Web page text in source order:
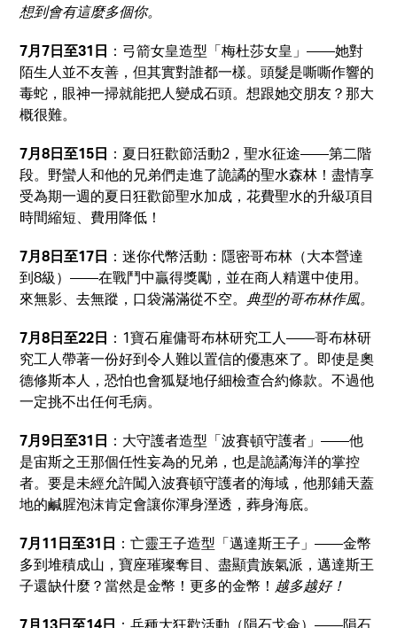
想到會有這麼多個你。
7月7日至31日 ：弓箭女皇造型「梅杜莎女皇」——她對
陌生人並不友善，但其實對誰都一樣。頭髮是嘶嘶作響的
毒蛇，眼神一掃就能把人變成石頭。想跟她交朋友？那大
概很難。
7月8日至15日 ：夏日狂歡節活動2，聖水征途——第二階
段。野蠻人和他的兄弟們走進了詭譎的聖水森林！盡情享
受為期一週的夏日狂歡節聖水加成，花費聖水的升級項目
時間縮短、費用降低！
7月8日至17日 ：迷你代幣活動：隱密哥布林（大本營達
到8級）——在戰鬥中贏得獎勵，並在商人精選中使用。
來無影、去無蹤，口袋滿滿從不空。 典型的哥布林作風。
7月8日至22日 ：1寶石雇傭哥布林研究工人——哥布林研
究工人帶著一份好到令人難以置信的優惠來了。即使是奧
德修斯本人，恐怕也會狐疑地仔細檢查合約條款。不過他
一定挑不出任何毛病。
7月9日至31日 ：大守護者造型「波賽頓守護者」——他
是宙斯之王那個任性妄為的兄弟，也是詭譎海洋的掌控
者。要是未經允許闖入波賽頓守護者的海域，他那鋪天蓋
地的鹹腥泡沫肯定會讓你渾身溼透，葬身海底。
7月11日至31日 ：亡靈王子造型「邁達斯王子」——金幣
多到堆積成山，寶座璀璨奪目、盡顯貴族氣派，邁達斯王
子還缺什麼？當然是金幣！更多的金幣！ 越多越好！
7月13日至14日 ：兵種大狂歡活動（隕石戈侖）——隕石